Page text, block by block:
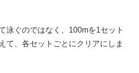
泳ぐのではなく、100mを1セット
て、各セットごとにクリアにしま